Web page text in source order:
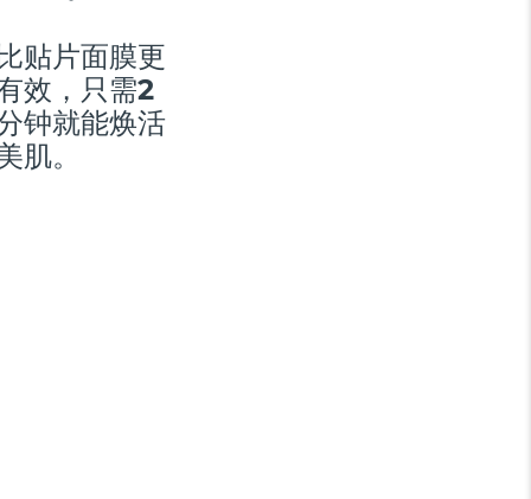
贴片面膜更
效，只需2
钟就能焕活
肌。